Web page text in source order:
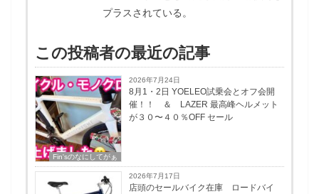
プラスされている。
この投稿者の最近の記事
Fin'sのなにしてがぁ
2026年7月24日
8月1・2日 YOELEO試乗会とオフ会開
催！！ ＆ LAZER 最高峰ヘルメット
が３０〜４０％OFF セール
2026年7月17日
店頭のセールバイク在庫 ロードバイ